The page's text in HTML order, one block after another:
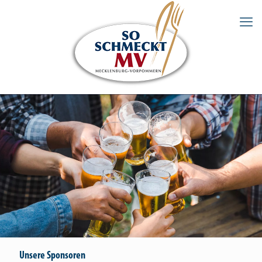
Unsere Sponsoren